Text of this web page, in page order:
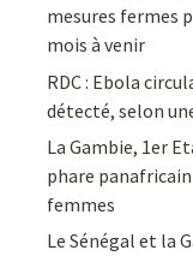
mesures fermes
mois à venir
RDC : Ebola
détecté, selon
La Gambie, 1er
phare
femmes
Le Sénégal et la